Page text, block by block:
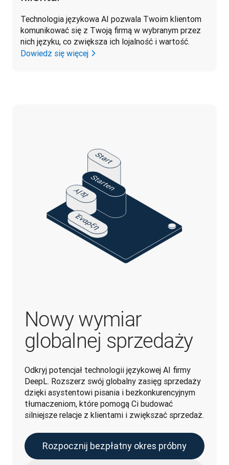
Technologia językowa AI pozwala Twoim klientom
komunikować się z Twoją firmą w wybranym przez
nich języku, co zwiększa ich lojalność i wartość.
Dowiedz się więcej
Nowy wymiar
globalnej sprzedaży
Odkryj potencjał technologii językowej AI firmy
DeepL. Rozszerz swój globalny zasięg sprzedaży
dzięki asystentowi pisania i bezkonkurencyjnym
tłumaczeniom, które pomogą Ci budować
silniejsze relacje z klientami i zwiększać sprzedaż.
Rozpocznij bezpłatny okres próbny